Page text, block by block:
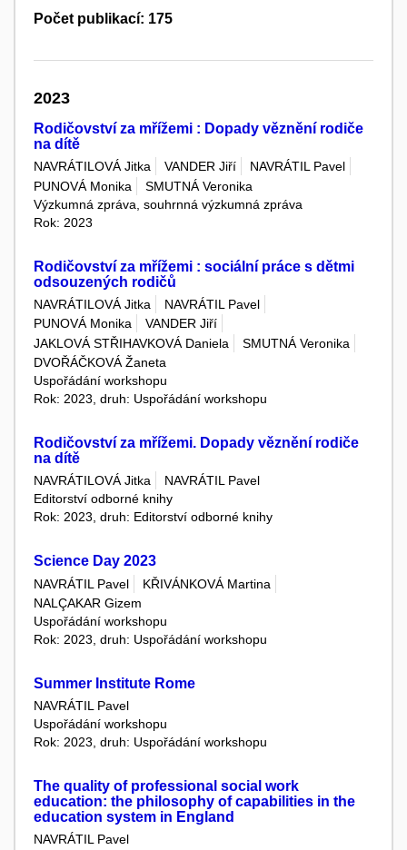
Počet publikací: 175
2023
Rodičovství za mřížemi : Dopady věznění rodiče
na dítě
NAVRÁTILOVÁ Jitka VANDER Jiří
NAVRÁTIL Pavel
PUNOVÁ Monika
SMUTNÁ Veronika
Výzkumná zpráva, souhrnná výzkumná zpráva
Rok: 2023
Rodičovství za mřížemi : sociální práce s dětmi
odsouzených rodičů
NAVRÁTILOVÁ Jitka
NAVRÁTIL Pavel
PUNOVÁ Monika
VANDER Jiří
JAKLOVÁ STŘIHAVKOVÁ Daniela
SMUTNÁ Veronika
DVOŘÁČKOVÁ Žaneta
Uspořádání workshopu
Rok: 2023, druh: Uspořádání workshopu
Rodičovství za mřížemi. Dopady věznění rodiče
na dítě
NAVRÁTILOVÁ Jitka
NAVRÁTIL Pavel
Editorství odborné knihy
Rok: 2023, druh: Editorství odborné knihy
Science Day 2023
NAVRÁTIL Pavel
KŘIVÁNKOVÁ Martina
NALÇAKAR Gizem
Uspořádání workshopu
Rok: 2023, druh: Uspořádání workshopu
Summer Institute Rome
NAVRÁTIL Pavel
Uspořádání workshopu
Rok: 2023, druh: Uspořádání workshopu
The quality of professional social work
education: the philosophy of capabilities in the
education system in England
NAVRÁTIL Pavel